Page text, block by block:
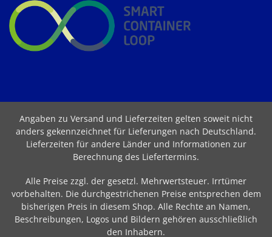
Angaben zu Versand und Lieferzeiten gelten soweit nicht
anders gekennzeichnet für Lieferungen nach Deutschland.
Lieferzeiten für andere Länder und Informationen zur
Berechnung des Liefertermins.
Alle Preise zzgl. der gesetzl. Mehrwertsteuer. Irrtümer
vorbehalten. Die durchgestrichenen Preise entsprechen dem
bisherigen Preis in diesem Shop. Alle Rechte an Namen,
Beschreibungen, Logos und Bildern gehören ausschließlich
den Inhabern.